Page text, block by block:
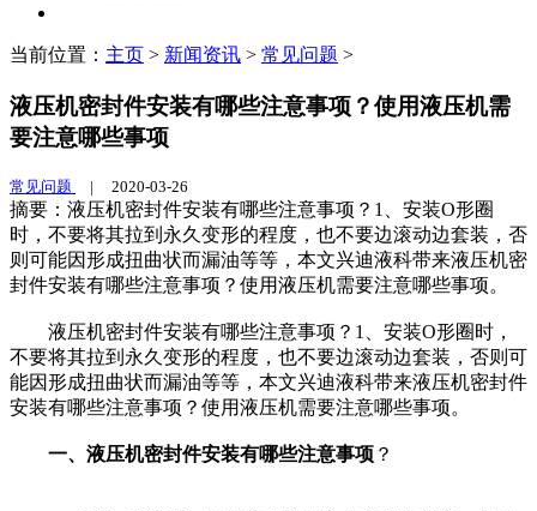
当前位置： 主页 > 新闻资讯 > 常见问题 >
液压机密封件安装有哪些注意事项？使用液压机需
要注意哪些事项
常见问题 | 2020-03-26
摘要：液压机密封件安装有哪些注意事项？1、安装O形圈
时，不要将其拉到永久变形的程度，也不要边滚动边套装，否
则可能因形成扭曲状而漏油等等，本文兴迪液科带来液压机密
封件安装有哪些注意事项？使用液压机需要注意哪些事项。
液压机密封件安装有哪些注意事项？1、安装O形圈时，
不要将其拉到永久变形的程度，也不要边滚动边套装，否则可
能因形成扭曲状而漏油等等，本文兴迪液科带来液压机密封件
安装有哪些注意事项？使用液压机需要注意哪些事项。
一、液压机密封件安装有哪些注意事项 ？